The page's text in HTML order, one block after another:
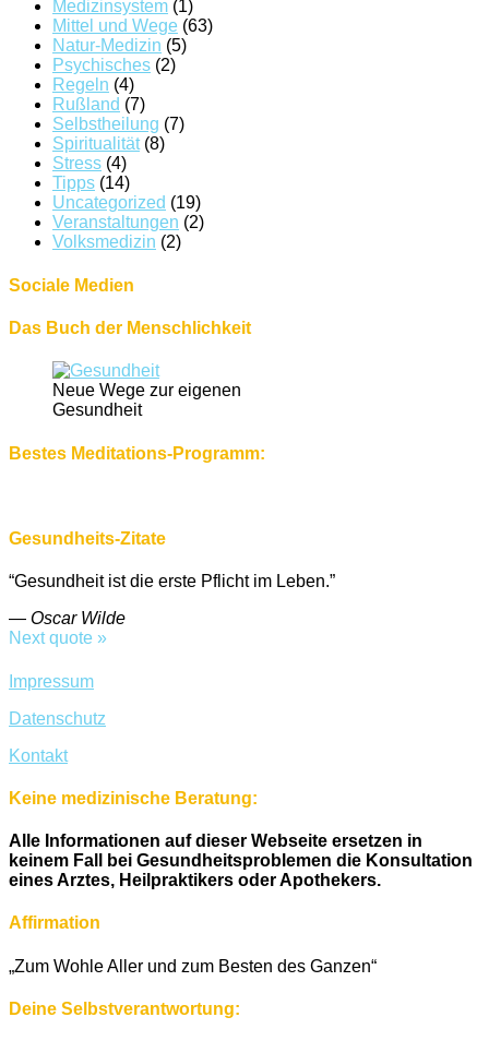
Medizinsystem (1)
Mittel und Wege (63)
Natur-Medizin (5)
Psychisches (2)
Regeln (4)
Rußland (7)
Selbstheilung (7)
Spiritualität(8)
Stress (4)
Tipps (14)
Uncategorized (19)
Veranstaltungen (2)
Volksmedizin (2)
Sociale Medien
Das Buch der Menschlichkeit
Neue Wege zur eigenen
Gesundheit
Bestes Meditations-Programm:
Gesundheits-Zitate
“Gesundheit ist die erste Pflicht im Leben.”
— Oscar Wilde
Next quote »
Impressum
Datenschutz
Kontakt
Keine medizinische Beratung:
Alle Informationen auf dieser Webseite ersetzen in
keinem Fall bei Gesundheitsproblemen die Konsultation
eines Arztes, Heilpraktikers oder Apothekers.
Affirmation
„Zum Wohle Aller und zum Besten des Ganzen“
Deine Selbstverantwortung: